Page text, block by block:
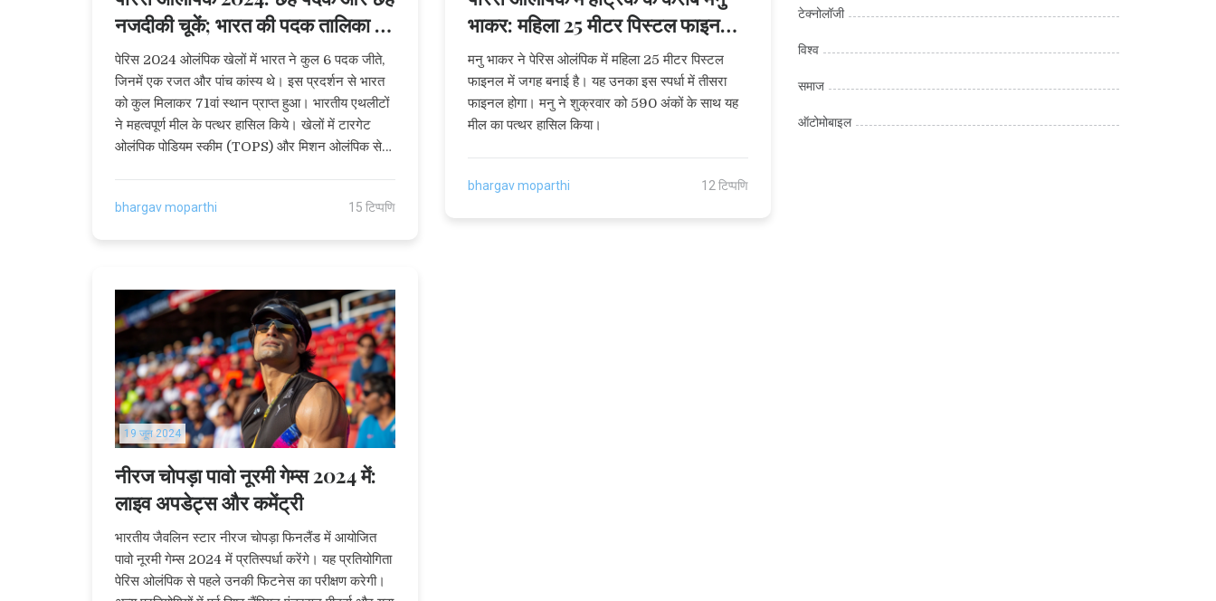
नजदीकी चूकें; भारत की पदक तालिका में
71वीं रैंक
पेरिस 2024 ओलंपिक खेलों में भारत ने कुल 6 पदक जीते,
जिनमें एक रजत और पांच कांस्य थे। इस प्रदर्शन से भारत
को कुल मिलाकर 71वां स्थान प्राप्त हुआ। भारतीय एथलीटों
ने महत्वपूर्ण मील के पत्थर हासिल किये। खेलों में टारगेट
ओलंपिक पोडियम स्कीम (TOPS) और मिशन ओलंपिक सेल
bhargav moparthi 15 टिप्पणि
भाकर: महिला 25 मीटर पिस्टल फाइनल में
तीसरी बार प्रवेश
मनु भाकर ने पेरिस ओलंपिक में महिला 25 मीटर पिस्टल
फाइनल में जगह बनाई है। यह उनका इस स्पर्धा में तीसरा
फाइनल होगा। मनु ने शुक्रवार को 590 अंकों के साथ यह
मील का पत्थर हासिल किया।
bhargav moparthi 12 टिप्पणि
19 जून 2024
नीरज चोपड़ा पावो नूरमी गेम्स 2024 में:
लाइव अपडेट्स और कमेंट्री
भारतीय जैवलिन स्टार नीरज चोपड़ा फिनलैंड में आयोजित
पावो नूरमी गेम्स 2024 में प्रतिस्पर्धा करेंगे। यह प्रतियोगिता
पेरिस ओलंपिक से पहले उनकी फिटनेस का परीक्षण करेगी।
टेक्नोलॉजी
विश्व
समाज
ऑटोमोबाइल